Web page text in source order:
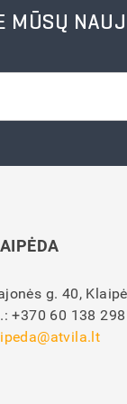
MŪSŲ
g. 40,
+370 60 138 298